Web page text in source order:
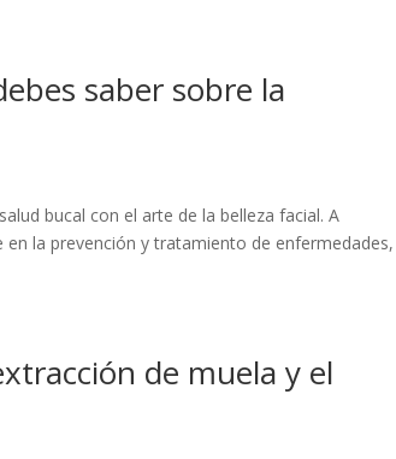
saber sobre la
bucal con el arte de la belleza facial. A
la prevención y tratamiento de enfermedades,
de muela y el